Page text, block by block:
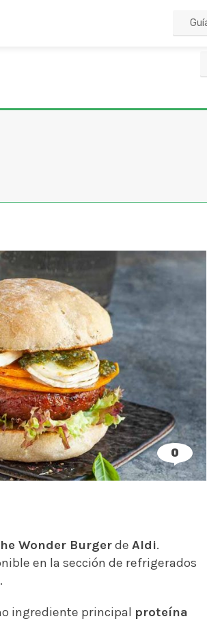
0
Wonder Burgerde Aldi.
en la sección de refrigerados
ingrediente principal proteína